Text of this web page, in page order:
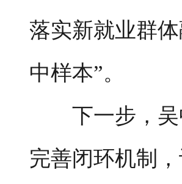
落实新就业群
中样本”。
下一步，吴
完善闭环机制